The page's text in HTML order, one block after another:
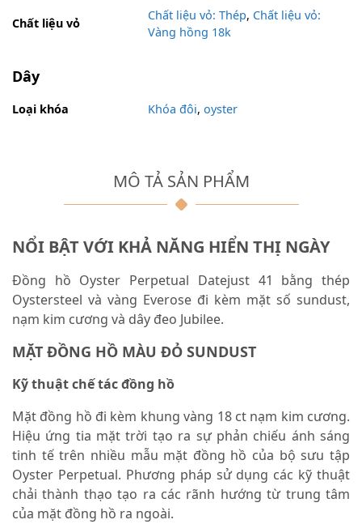
MÔ TẢ SẢN PHẨM
NỔI BẬT VỚI KHẢ NĂNG HIỂN THỊ NGÀY
Đồng hồ Oyster Perpetual Datejust 41 bằng thép
Oystersteel và vàng Everose đi kèm mặt số sundust,
nạm kim cương và dây đeo Jubilee.
MẶT ĐỒNG HỒ MÀU ĐỎ SUNDUST
Kỹ thuật chế tác đồng hồ
Mặt đồng hồ đi kèm khung vàng 18 ct nạm kim cương.
Hiệu ứng tia mặt trời tạo ra sự phản chiếu ánh sáng
tinh tế trên nhiều mẫu mặt đồng hồ của bộ sưu tập
Oyster Perpetual. Phương pháp sử dụng các kỹ thuật
chải thành thạo tạo ra các rãnh hướng từ trung tâm
của mặt đồng hồ ra ngoài.
Chất liệu vỏ
Chất liệu vỏ: Thép, Chất liệu vỏ:
Vàng hồng 18k
Dây
Loại khóa Khóa đôi, oyster